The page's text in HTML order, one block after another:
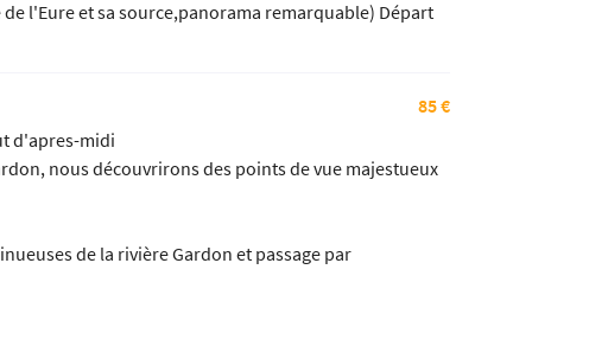
l'Eure et sa source,panorama remarquable) Départ
85 €
d'apres-midi
nous découvrirons des points de vue majestueux
de la rivière Gardon et passage par